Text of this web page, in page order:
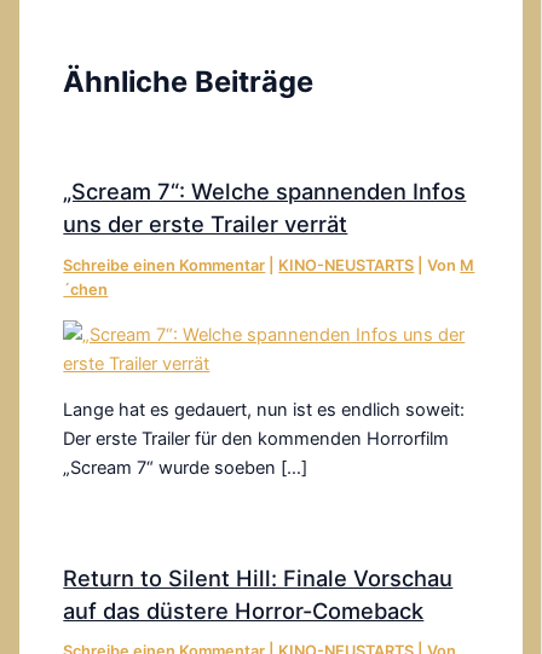
Ähnliche Beiträge
„Scream 7“: Welche spannenden Infos
uns der erste Trailer verrät
Schreibe einen Kommentar KINO-NEUSTARTS | Von M
´chen
Lange hat es gedauert, nun ist es endlich soweit:
Der erste Trailer für den kommenden Horrorfilm
„Scream 7“ wurde soeben […]
Return to Silent Hill: Finale Vorschau
auf das düstere Horror-Comeback